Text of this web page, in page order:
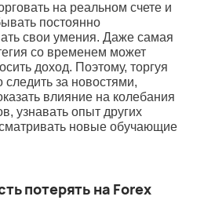
на реальном счете и
постоянно
свои умения. Даже самая
со временем может
доход. Поэтому, торгуя
следить за новостями,
влияние на колебания
узнавать опыт других
новые обучающие
потерять на Forex